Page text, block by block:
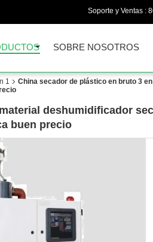
Soporte y Ventas :
SOBRE NOSOTROS
1
China secador de plástico en bruto 3
deshumidificador
buen precio